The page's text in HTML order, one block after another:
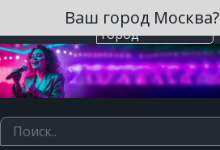
Выберите
город
Ваш город Москва?